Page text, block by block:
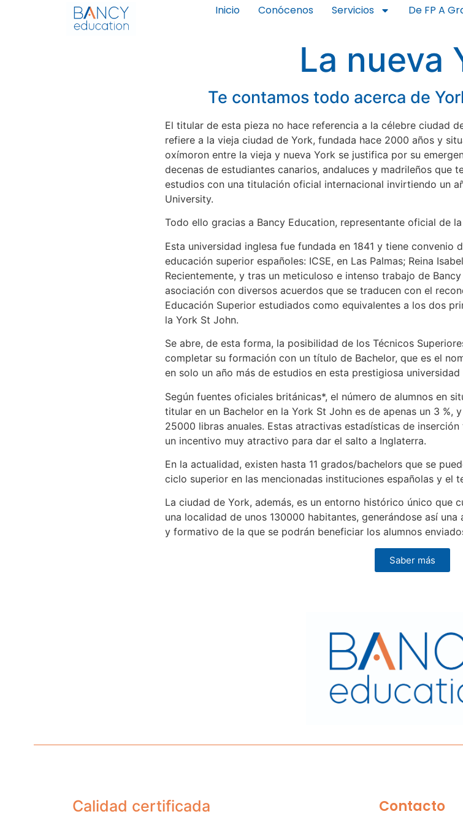
Inicio Conócenos Servicios De FP A
La nueva
Te contamos todo acerca de
El titular de esta pieza no hace referencia a la célebre ciudad
refiere a la vieja ciudad de York, fundada hace 2000 años y
oxímoron entre la vieja y nueva York se justifica por su
decenas de estudiantes canarios, andaluces y madrileños que
estudios con una titulación oficial internacional invirtiendo un
University.
Todo ello gracias a Bancy Education, representante oficial de
Esta universidad inglesa fue fundada en 1841 y tiene
educación superior españoles: ICSE, en Las Palmas; Reina
Recientemente, y tras un meticuloso e intenso trabajo de
asociación con diversos acuerdos que se traducen con el
Educación Superior estudiados como equivalentes a los dos
la York St John.
Se abre, de esta forma, la posibilidad de los Técnicos
completar su formación con un título de Bachelor, que es el
en solo un año más de estudios en esta prestigiosa universidad
Según fuentes oficiales británicas*, el número de alumnos en
titular en un Bachelor en la York St John es de apenas un 3 %,
25000 libras anuales. Estas atractivas estadísticas de
un incentivo muy atractivo para dar el salto a Inglaterra.
En la actualidad, existen hasta 11 grados/bachelors que se
ciclo superior en las mencionadas instituciones españolas y el
La ciudad de York, además, es un entorno histórico único que
una localidad de unos 130000 habitantes, generándose así
y formativo de la que se podrán beneficiar los alumnos
Saber más
Calidad certificada Contacto